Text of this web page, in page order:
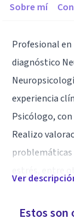
Sobre mí
Profesional en
diagnóstico
experiencia
Psicólogo,
Realizo
problemáticas
inadaptada,
Ver
Estos